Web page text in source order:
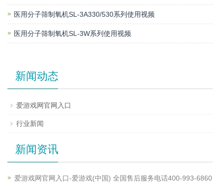
医用分子筛制氧机SL-3A330/530系列使用视频
医用分子筛制氧机SL-3W系列使用视频
新闻动态
爱游戏网官网入口
行业新闻
新闻资讯
爱游戏网官网入口-爱游戏(中国) 全国售后服务电话400-993-6860